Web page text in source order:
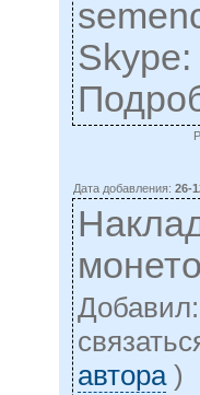
Дата добавления:26-
автора)